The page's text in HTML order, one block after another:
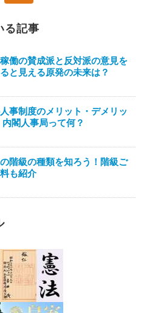
る記事
働の賛成派と反対派の意見を
と見える原発の未来は？
事制度のメリット・デメリッ
内閣人事局って何？
階級の種類を知ろう！階級ご
も紹介